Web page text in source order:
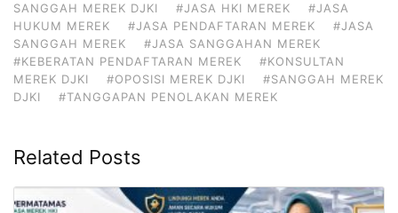
SANGGAH MEREK DJKI
#JASA HKI MEREK
#JASA
HUKUM MEREK
#JASA PENDAFTARAN MEREK
#JASA
SANGGAH MEREK
#JASA SANGGAHAN MEREK
#KEBERATAN PENDAFTARAN MEREK
#KONSULTAN
MEREK DJKI
#OPOSISI MEREK DJKI
#SANGGAH MEREK
DJKI
#TANGGAPAN PENOLAKAN MEREK
Related Posts